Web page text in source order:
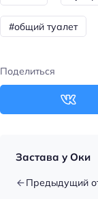
Игровые
Вечерняя
Развлечения:
Развлечения:
Спорт:
#общий туалет
Поделиться
Застава у Оки
Предыдущий